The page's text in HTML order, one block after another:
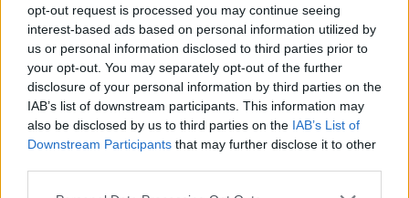
opt-out request is processed you may continue seeing
interest-based ads based on personal information utilized by
us or personal information disclosed to third parties prior to
your opt-out. You may separately opt-out of the further
disclosure of your personal information by third parties on the
IAB’s list of downstream participants. This information may
also be disclosed by us to third parties on the IAB’s List of
Downstream Participants that may further disclose it to other
σουίτες της Θύρας 1 η τιμή είναι 450 ευρώ. Στη
μικρήστα 160 ευρώ στην Θύρα 4 και στα 180
ευρώ στη Θύρα 4Α ενώ οι σουίτες στο άνω
διάζωμα διατίθενται έναντι 700 ευρώ ανά
άτομο. Στοπέταλοοι τιμές ανέρχονται στα 50
ευρώ στην Θύρα 6 και στα 60 ευρώ στην Θύρα
7.